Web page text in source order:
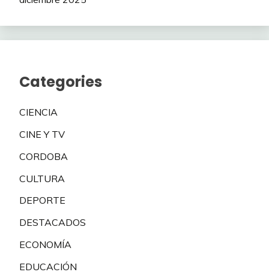
Categories
CIENCIA
CINE Y TV
CORDOBA
CULTURA
DEPORTE
DESTACADOS
ECONOMÍA
EDUCACIÓN